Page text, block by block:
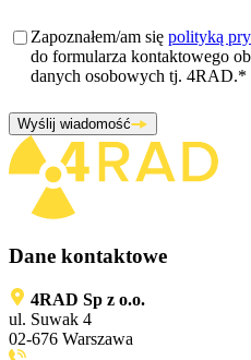
Zgoda*
Zapoznałem/am się polityką
do formularza kontaktowego
danych osobowych tj. 4RAD.*
Wyślij wiadomość
Dane kontaktowe
4RAD Sp z o.o.
ul. Suwak 4
02-676 Warszawa